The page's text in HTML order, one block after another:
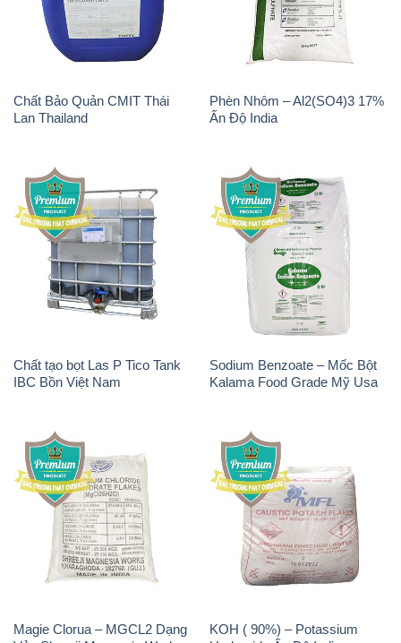
Chất Bảo Quản CMIT Thái
Lan Thailand
Phèn Nhôm – Al2(SO4)3 17%
Ấn Độ India
Chất tạo bọt Las P Tico Tank
IBC Bồn Việt Nam
Sodium Benzoate – Mốc Bột
Kalama Food Grade Mỹ Usa
Magie Clorua – MGCL2 Dạng
KOH ( 90%) – Potassium